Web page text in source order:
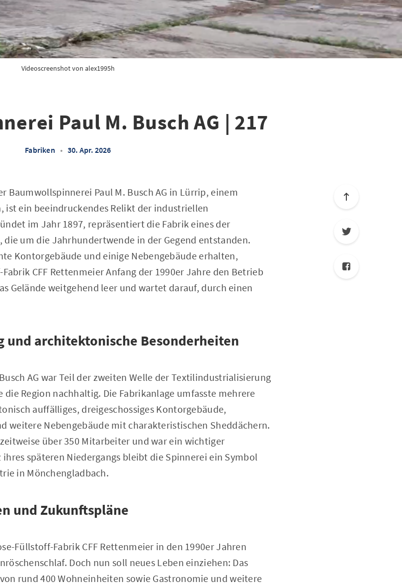
Videoscreenshot von alex1995h
Paul M. Busch AG | 217
Fabriken • 30. Apr. 2026
Baumwollspinnerei Paul M. Busch AG in Lürrip, einem
ist ein beeindruckendes Relikt der industriellen
im Jahr 1897, repräsentiert die Fabrik eines der
um die Jahrhundertwende in der Gegend entstanden.
Kontorgebäude und einige Nebengebäude erhalten,
CFF Rettenmeier Anfang der 1990er Jahre den Betrieb
Gelände weitgehend leer und wartet darauf, durch einen
und architektonische Besonderheiten
AG war Teil der zweiten Welle der Textilindustrialisierung
Region nachhaltig. Die Fabrikanlage umfasste mehrere
auffälliges, dreigeschossiges Kontorgebäude,
weitere Nebengebäude mit charakteristischen Sheddächern.
über 350 Mitarbeiter und war ein wichtiger
späteren Niedergangs bleibt die Spinnerei ein Symbol
in Mönchengladbach.
und Zukunftspläne
Füllstoff-Fabrik CFF Rettenmeier in den 1990er Jahren
Doch nun soll neues Leben einziehen: Das
rund 400 Wohneinheiten sowie Gastronomie und weitere